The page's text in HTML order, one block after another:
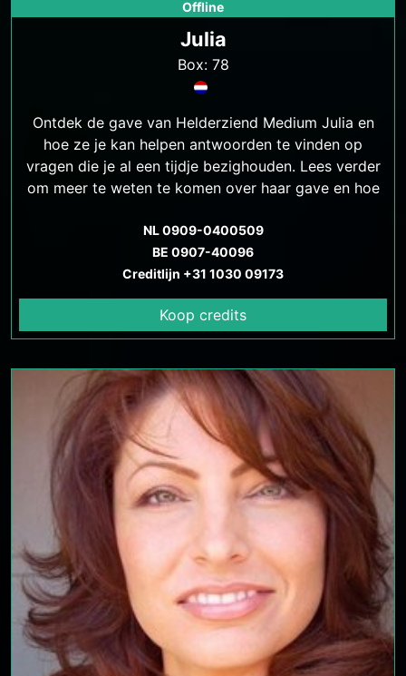
Offline
Julia
Box: 78
Ontdek de gave van Helderziend Medium Julia en
hoe ze je kan helpen antwoorden te vinden op
vragen die je al een tijdje bezighouden. Lees verder
om meer te weten te komen over haar gave en hoe
NL 0909-0400509
BE 0907-40096
Creditlijn +31 1030 09173
Koop credits